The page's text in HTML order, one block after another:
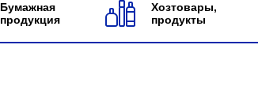
Бумажная
продукция
Хозтовары,
продукты